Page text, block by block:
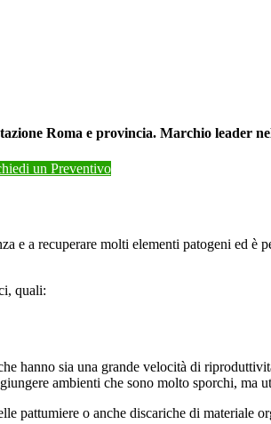
Roma e provincia. Marchio leader
un Preventivo
e a recuperare molti elementi patogeni ed è
quali:
hanno sia una grande velocità di
ambienti che sono molto sporchi, ma
pattumiere o anche discariche di materiale